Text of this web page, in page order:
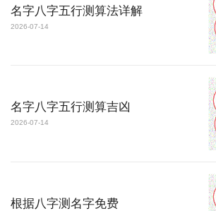
名字八字五行测算法详解
2026-07-14
名字八字五行测算吉凶
2026-07-14
根据八字测名字免费